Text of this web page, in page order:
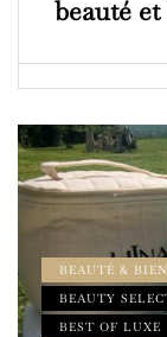
beauté et
BEAUTÉ &
BEAUTY
BEST OF LUXE